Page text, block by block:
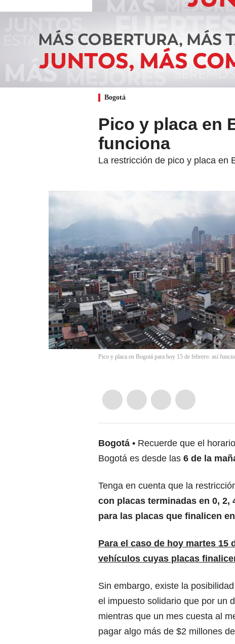
Bogotá
Pico y placa en
funciona
La restricción de pico y placa en
Pico y placa en Bogotá para hoy 15 de febrero: así
Bogotá
Recuerde que el
Bogotá es desde las 6 de la
Tenga en cuenta que la
con placas terminadas en 0, 2,
para las placas que finalicen
Para el caso de hoy martes 15
vehículos cuyas placas
Sin embargo, existe la
el impuesto solidario que por un
mientras que un mes cuesta al
pagar algo más de $2 millones